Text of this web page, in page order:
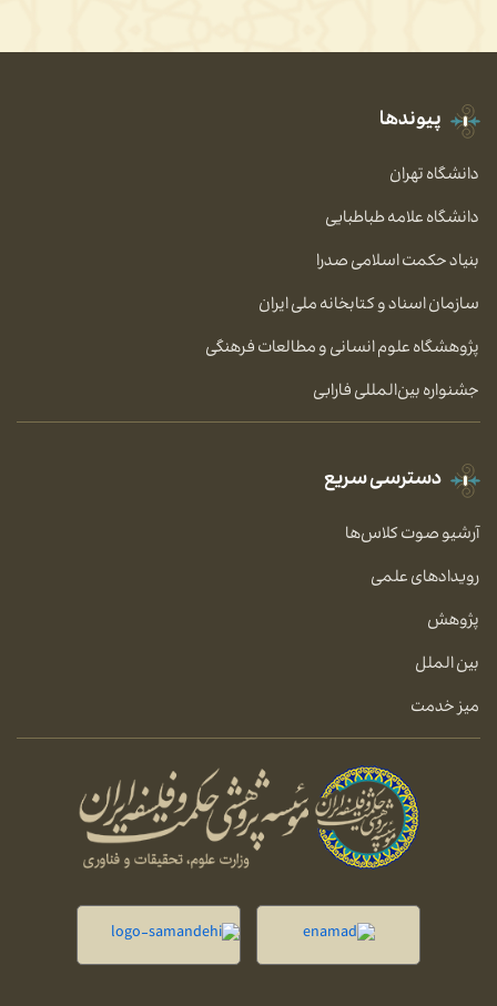
پیوندها
دانشگاه تهران
دانشگاه علامه طباطبایی
بنیاد حکمت اسلامی صدرا
سازمان اسناد و کتابخانه ملی ایران
پژوهشگاه علوم انسانی و مطالعات فرهنگی
جشنواره بین‌المللی فارابی
دسترسی سریع
آرشیو صوت کلاس‌ها
رویدادهای علمی
پژوهش
بین الملل
میز خدمت